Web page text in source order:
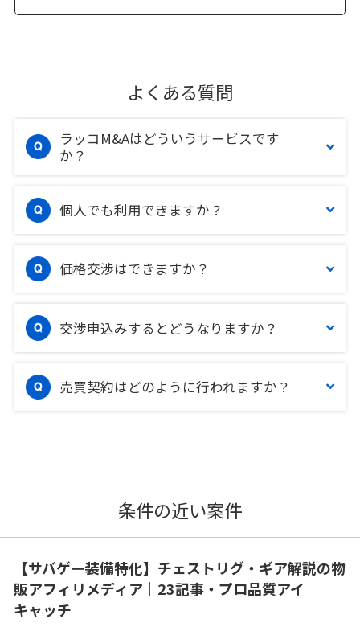
よくある質問
ラッコM&Aはどういうサービスです
か？
個人でも利用できますか？
価格交渉はできますか？
交渉申込みするとどうなりますか？
売買契約はどのように行われますか？
条件の近い案件
【サバゲー装備特化】チェストリグ・ギア解説の物
販アフィリメディア｜23記事・プロ品質アイ
キャッチ